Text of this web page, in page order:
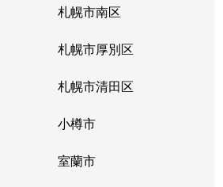
札幌市南区
札幌市厚別区
札幌市清田区
小樽市
室蘭市